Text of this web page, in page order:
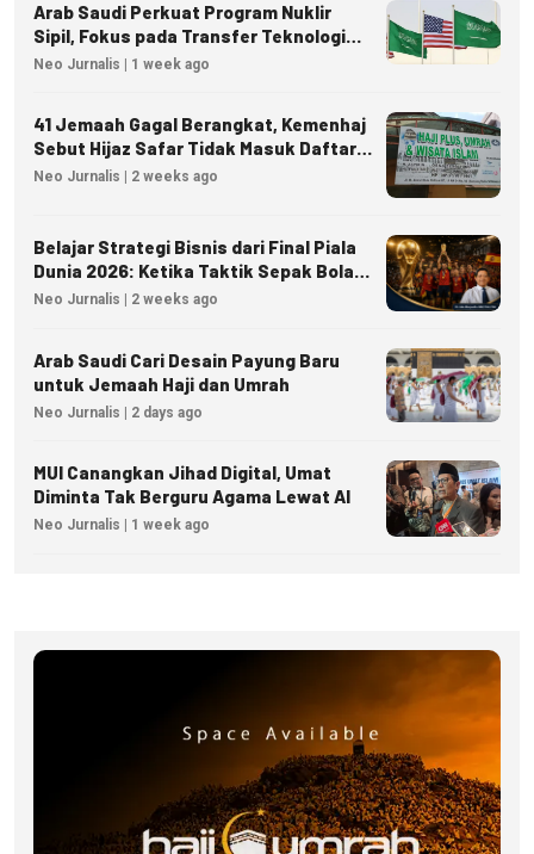
Arab Saudi Perkuat Program Nuklir
Sipil, Fokus pada Transfer Teknologi
dan Kedaulatan Energi
Neo Jurnalis | 1 week ago
41 Jemaah Gagal Berangkat, Kemenhaj
Sebut Hijaz Safar Tidak Masuk Daftar
Resmi PPIU
Neo Jurnalis | 2 weeks ago
Belajar Strategi Bisnis dari Final Piala
Dunia 2026: Ketika Taktik Sepak Bola
Menjadi Inspirasi Kesuksesan Bisnis
Neo Jurnalis | 2 weeks ago
Arab Saudi Cari Desain Payung Baru
untuk Jemaah Haji dan Umrah
Neo Jurnalis | 2 days ago
MUI Canangkan Jihad Digital, Umat
Diminta Tak Berguru Agama Lewat AI
Neo Jurnalis | 1 week ago